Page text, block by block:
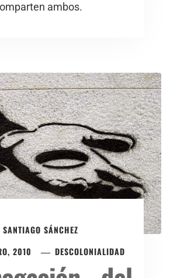
ambos.
SANTIAGO SÁNCHEZ
2010
DESCOLONIALIDAD